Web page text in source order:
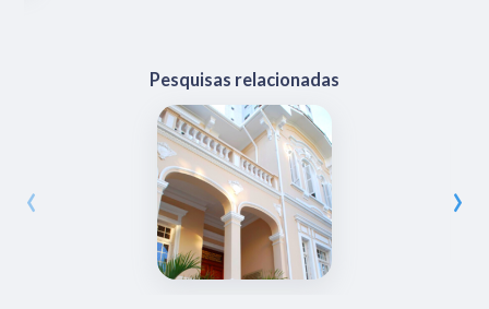
Pesquisas relacionadas
‹ ›